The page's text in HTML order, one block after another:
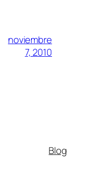
noviembre
7, 2010
Blog